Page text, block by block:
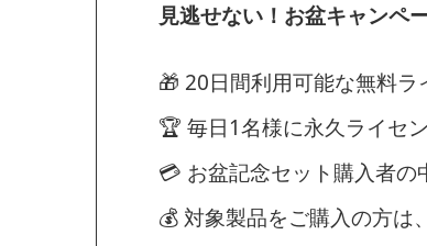
見逃せない！お盆キャンペ
🎁 20日間利用可能な無料ラ
🏆 毎日1名様に永久ライセ
💳 お盆記念セット購入者
💰 対象製品をご購入の方は